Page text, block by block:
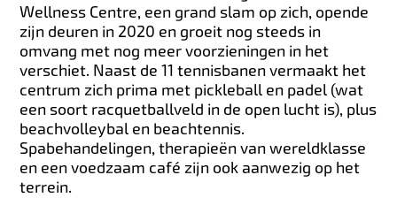
Wellness Centre, een grand slam op zich, opende
zijn deuren in 2020 en groeit nog steeds in
omvang met nog meer voorzieningen in het
verschiet. Naast de 11 tennisbanen vermaakt het
centrum zich prima met pickleball en padel (wat
een soort racquetballveld in de open lucht is), plus
beachvolleybal en beachtennis.
Spabehandelingen, therapieën van wereldklasse
en een voedzaam café zijn ook aanwezig op het
terrein.